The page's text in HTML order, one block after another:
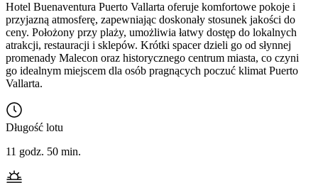
Hotel Buenaventura Puerto Vallarta oferuje komfortowe pokoje i
przyjazną atmosferę, zapewniając doskonały stosunek jakości do
ceny. Położony przy plaży, umożliwia łatwy dostęp do lokalnych
atrakcji, restauracji i sklepów. Krótki spacer dzieli go od słynnej
promenady Malecon oraz historycznego centrum miasta, co czyni
go idealnym miejscem dla osób pragnących poczuć klimat Puerto
Vallarta.
Długość lotu
11 godz. 50 min.